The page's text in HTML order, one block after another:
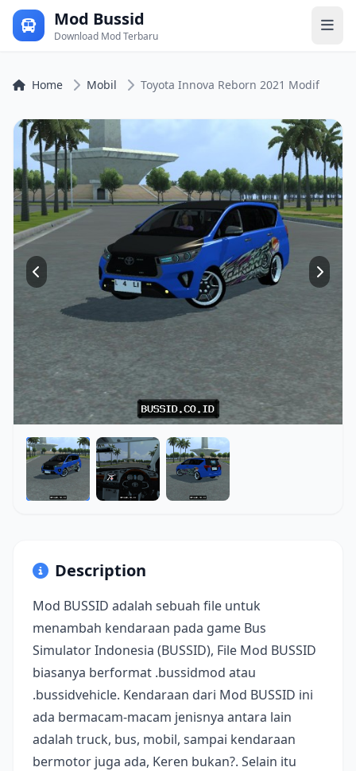
Mod Bussid
Download Mod Terbaru
Home Mobil Toyota Innova Reborn 2021 Modif
Description
Mod BUSSID adalah sebuah file untuk
menambah kendaraan pada game Bus
Simulator Indonesia (BUSSID), File Mod BUSSID
biasanya berformat .bussidmod atau
.bussidvehicle. Kendaraan dari Mod BUSSID ini
ada bermacam-macam jenisnya antara lain
adalah truck, bus, mobil, sampai kendaraan
bermotor juga ada, Keren bukan?. Selain itu